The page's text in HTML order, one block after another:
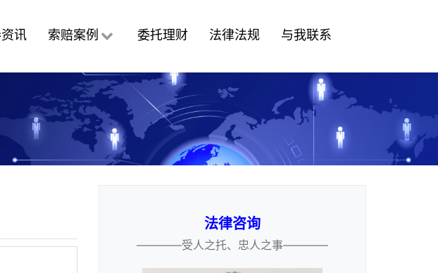
讯 索赔案例 委托理财 法律法规 与我联系
法律咨询
————受人之托、忠人之事————